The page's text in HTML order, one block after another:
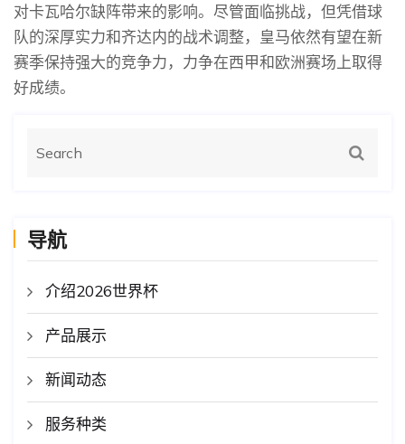
对卡瓦哈尔缺阵带来的影响。尽管面临挑战，但凭借球
队的深厚实力和齐达内的战术调整，皇马依然有望在新
赛季保持强大的竞争力，力争在西甲和欧洲赛场上取得
好成绩。
导航
介绍2026世界杯
产品展示
新闻动态
服务种类